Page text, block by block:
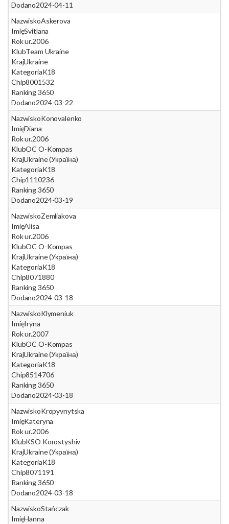
Dodano2024-04-11
NazwiskoAskerova
ImięSvitlana
Rok ur.2006
KlubTeam Ukraine
KrajUkraine
KategoriaK18
Chip8001532
Ranking 3650
Dodano2024-03-22
NazwiskoKonovalenko
ImięDiana
Rok ur.2006
KlubOC O-Kompas
KrajUkraine (Україна)
KategoriaK18
Chip1110236
Ranking 3650
Dodano2024-03-19
NazwiskoZemliakova
ImięAlisa
Rok ur.2006
KlubOC O-Kompas
KrajUkraine (Україна)
KategoriaK18
Chip8071880
Ranking 3650
Dodano2024-03-18
NazwiskoKlymeniuk
ImięIryna
Rok ur.2007
KlubOC O-Kompas
KrajUkraine (Україна)
KategoriaK18
Chip8514706
Ranking 3650
Dodano2024-03-18
NazwiskoKropyvnytska
ImięKateryna
Rok ur.2006
KlubKSO Korostyshiv
KrajUkraine (Україна)
KategoriaK18
Chip8071191
Ranking 3650
Dodano2024-03-18
NazwiskoStańczak
ImięHanna